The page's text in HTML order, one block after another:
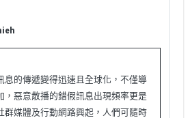
息的傳遞變得迅速且全球化，不僅導
，惡意散播的錯假訊息出現頻率更是
群媒體及行動網路興起，人們可隨時